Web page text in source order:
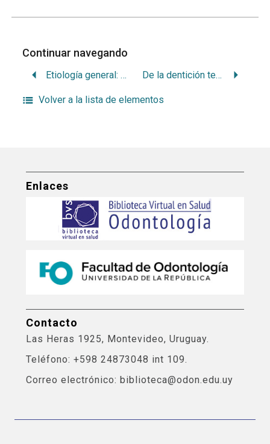
Continuar navegando
Etiología general: noción de causa productora De la dentición temporaria a la dentición permanente
Volver a la lista de elementos
Enlaces
Contacto
Las Heras 1925, Montevideo, Uruguay.
Teléfono: +598 24873048 int 109.
Correo electrónico: biblioteca@odon.edu.uy